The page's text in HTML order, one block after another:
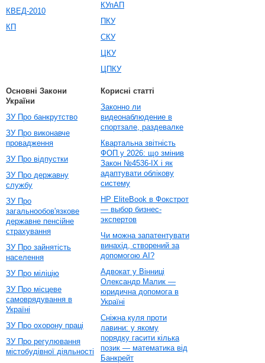
КВЕД-2010
КП
КУпАП
ПКУ
СКУ
ЦКУ
ЦПКУ
Основні Закони
України
ЗУ Про банкрутство
ЗУ Про виконавче
провадження
ЗУ Про відпустки
ЗУ Про державну
службу
ЗУ Про
загальнообов'язкове
державне пенсійне
страхування
ЗУ Про зайнятість
населення
ЗУ Про міліцію
ЗУ Про місцеве
самоврядування в
Україні
ЗУ Про охорону праці
ЗУ Про регулювання
містобудівної діяльності
Корисні статті
Законно ли
видеонаблюдение в
спортзале, раздевалке
Квартальна звітність
ФОП у 2026: що змінив
Закон №4536-IX і як
адаптувати облікову
систему
HP EliteBook в Фокстрот
— выбор бизнес-
экспертов
Чи можна запатентувати
винахід, створений за
допомогою AI?
Адвокат у Вінниці
Олександр Малик —
юридична допомога в
Україні
Сніжна куля проти
лавини: у якому
порядку гасити кілька
позик — математика від
Банкрейт